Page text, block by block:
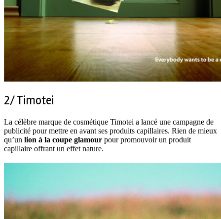
2/ Timotei
La célèbre marque de cosmétique Timotei a lancé une campagne de
publicité pour mettre en avant ses produits capillaires. Rien de mieux
qu’un lion à la coupe glamour pour promouvoir un produit
capillaire offrant un effet nature.